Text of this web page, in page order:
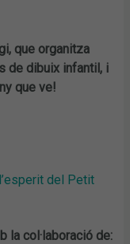
que organitza
de dibuix infantil, i
que ve!
del Petit
la col·laboració de: